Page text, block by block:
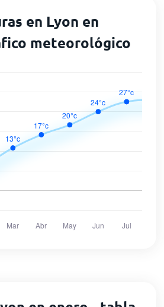
en Lyon en
meteorológico